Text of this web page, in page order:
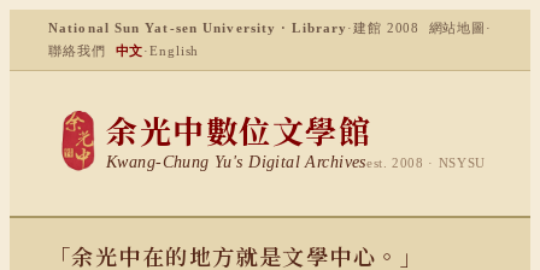
National Sun Yat-sen University · Library ·建館 2008 網站地圖 ·
聯絡我們
中文·English
余光中數位文學館
Kwang-Chung Yu's Digital Archivesest. 2008 · NSYSU
「余光中在的地方就是文學中心。」